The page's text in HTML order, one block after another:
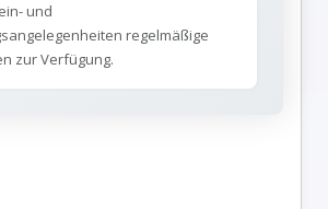
und
regelmäßige
zur Verfügung.